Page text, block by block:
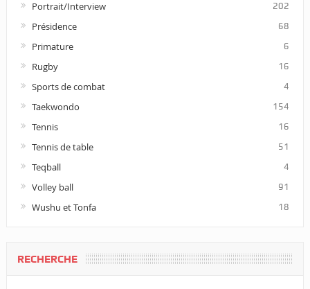
Portrait/Interview 202
Présidence 68
Primature 6
Rugby 16
Sports de combat 4
Taekwondo 154
Tennis 16
Tennis de table 51
Teqball 4
Volley ball 91
Wushu et Tonfa 18
RECHERCHE